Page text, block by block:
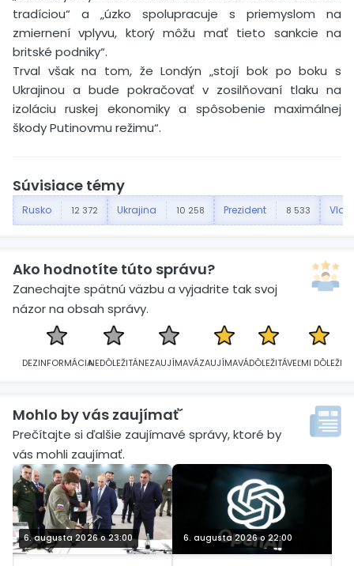
tradíciou“ a „úzko spolupracuje s priemyslom na
zmiernení vplyvu, ktorý môžu mať tieto sankcie na
britské podniky“.
Trval však na tom, že Londýn „stojí bok po boku s
Ukrajinou a bude pokračovať v zosilňovaní tlaku na
izoláciu ruskej ekonomiky a spôsobenie maximálnej
škody Putinovmu režimu“.
Súvisiace témy
Rusko 12 372 Ukrajina 10 258 Prezident 8 533
Ako hodnotíte túto správu?
Zanechajte spätnú väzbu a vyjadrite tak svoj
názor na obsah správy.
DEZINFORMÁCIANEDÔLEŽITÁNEZAUJÍMAVÁZAUJÍMAVÁDÔLEŽITÁVEĽMI DÔLEŽITÁ
Mohlo by vás zaujímať´
Prečítajte si ďalšie zaujímavé správy, ktoré by
vás mohli zaujímať.
6. augusta 2026 o 23:00 6. augusta 2026 o 22:00